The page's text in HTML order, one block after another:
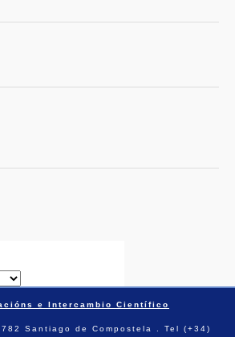
e Intercambio Científico
Santiago de Compostela . Tel (+34)